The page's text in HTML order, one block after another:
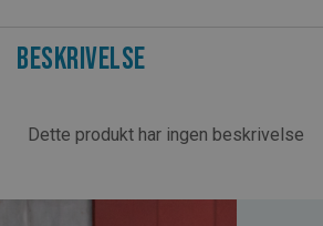
Beskrivelse
Dette produkt har ingen beskrivelse